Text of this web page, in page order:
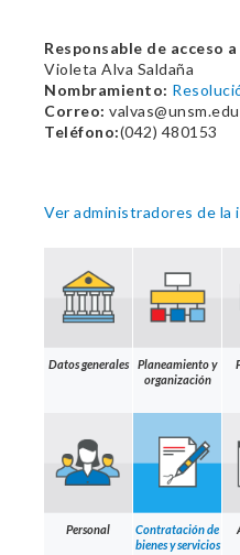
Responsable de acceso
Violeta Alva Saldaña
Nombramiento:
Correo:
Teléfono:(042) 480153
Ver administradores de la
Datos generales
Planeamiento y
organización
Personal
Contratación de
bienes y servicios